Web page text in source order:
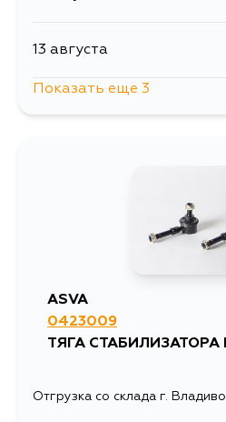
13 августа
Показать еще 3
ASVA
0423009
ТЯГА СТАБИЛИЗАТОРА
Отгрузка со склада г.